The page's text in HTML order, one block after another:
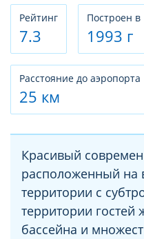
Рeйтинг
7.3
Построен в
1993 г
Расстояние до аэропорта
25 км
Красивый
расположенный на
территории с
территории гостей
бассейна и